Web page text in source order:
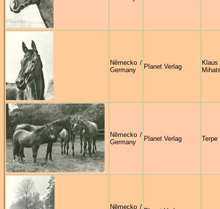
Německo /
Germany
Planet Verlag
Klaus
Německo /
Germany
Planet Verlag Terpe
Německo /